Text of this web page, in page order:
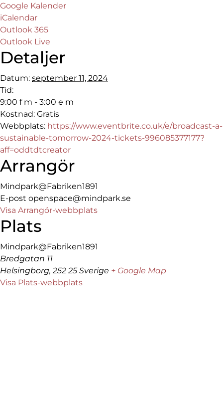
Google Kalender
iCalendar
Outlook 365
Outlook Live
Detaljer
Datum: september 11, 2024
Tid:
9:00 f m - 3:00 e m
Kostnad: Gratis
Webbplats: https://www.eventbrite.co.uk/e/broadcast-a-
sustainable-tomorrow-2024-tickets-996085377177?
aff=oddtdtcreator
Arrangör
Mindpark@Fabriken1891
E-post openspace@mindpark.se
Visa Arrangör-webbplats
Plats
Mindpark@Fabriken1891
Bredgatan 11
Helsingborg, 252 25 Sverige + Google Map
Visa Plats-webbplats